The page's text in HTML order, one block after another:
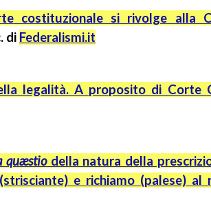
costituzionale si rivolge alla
di Federalismi.it
legalità. A proposito di Corte
quæstiodella natura della
(strisciante) e richiamo (palese)